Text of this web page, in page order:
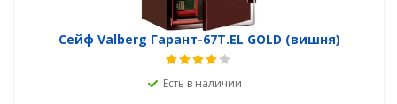
Сейф Valberg Гарант-67T.EL GOLD (вишня)
Есть в наличии